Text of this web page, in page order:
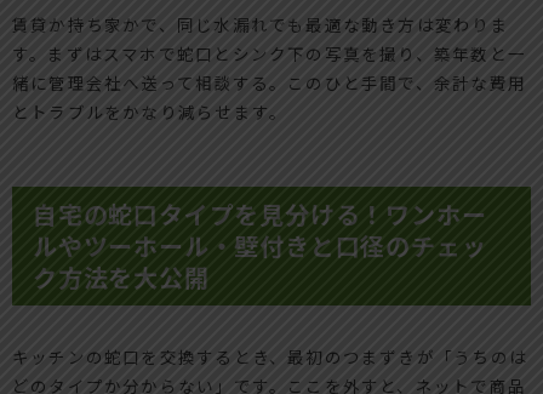
賃貸か持ち家かで、同じ水漏れでも最適な動き方は変わりま
す。まずはスマホで蛇口とシンク下の写真を撮り、築年数と一
緒に管理会社へ送って相談する。このひと手間で、余計な費用
とトラブルをかなり減らせます。
自宅の蛇口タイプを見分ける！ワンホー
ルやツーホール・壁付きと口径のチェッ
ク方法を大公開
キッチンの蛇口を交換するとき、最初のつまずきが「うちのは
どのタイプか分からない」です。ここを外すと、ネットで商品